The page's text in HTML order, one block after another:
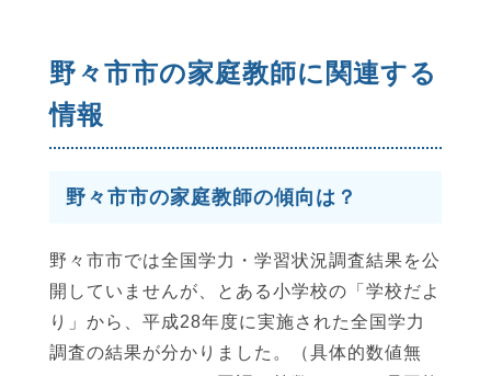
野々市市の家庭教師に関連する
情報
野々市市の家庭教師の傾向は？
野々市市では全国学力・学習状況調査結果を公
開していませんが、とある小学校の「学校だよ
り」から、平成28年度に実施された全国学力
調査の結果が分かりました。（具体的数値無